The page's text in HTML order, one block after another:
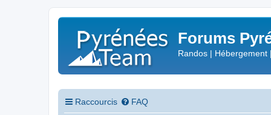
Forums
Randos | Hébergement
Raccourcis FAQ